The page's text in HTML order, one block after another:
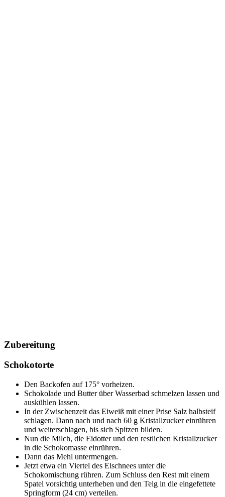
Zubereitung
Schokotorte
Den Backofen auf 175° vorheizen.
Schokolade und Butter über Wasserbad schmelzen lassen und
auskühlen lassen.
In der Zwischenzeit das Eiweiß mit einer Prise Salz halbsteif
schlagen. Dann nach und nach 60 g Kristallzucker einrühren
und weiterschlagen, bis sich Spitzen bilden.
Nun die Milch, die Eidotter und den restlichen Kristallzucker
in die Schokomasse einrühren.
Dann das Mehl untermengen.
Jetzt etwa ein Viertel des Eischnees unter die
Schokomischung rühren. Zum Schluss den Rest mit einem
Spatel vorsichtig unterheben und den Teig in die eingefettete
Springform (24 cm) verteilen.